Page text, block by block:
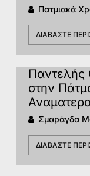
Πατμιακά
ΔΙΑΒΆΣΤΕ
Παντελής
στην
Σμαράγδα
ΔΙΑΒΆΣΤΕ